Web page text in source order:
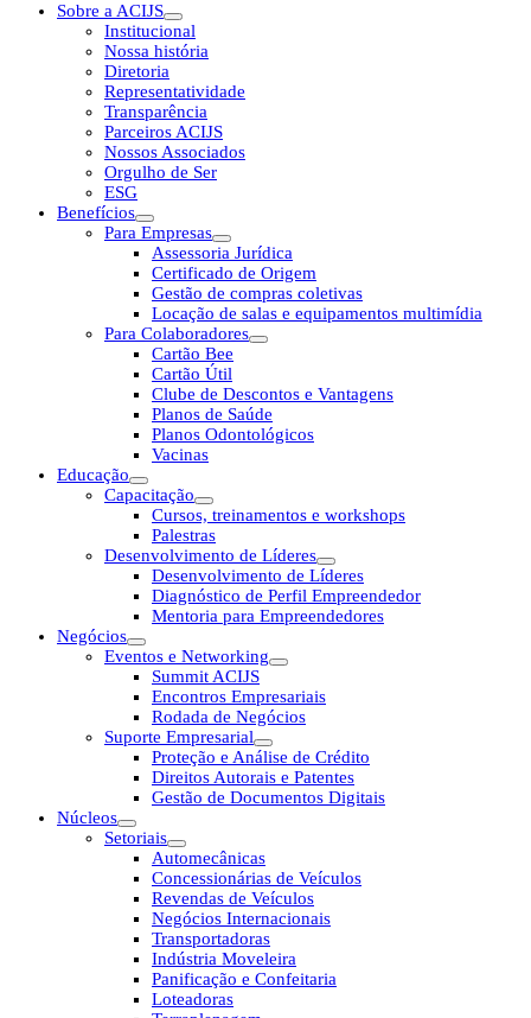
Sobre a ACIJS
Institucional
Nossa história
Diretoria
Representatividade
Transparência
Parceiros ACIJS
Nossos Associados
Orgulho de Ser
ESG
Benefícios
Para Empresas
Assessoria Jurídica
Certificado de Origem
Gestão de compras coletivas
Locação de salas e equipamentos multimídia
Para Colaboradores
Cartão Bee
Cartão Útil
Clube de Descontos e Vantagens
Planos de Saúde
Planos Odontológicos
Vacinas
Educação
Capacitação
Cursos, treinamentos e workshops
Palestras
Desenvolvimento de Líderes
Desenvolvimento de Líderes
Diagnóstico de Perfil Empreendedor
Mentoria para Empreendedores
Negócios
Eventos e Networking
Summit ACIJS
Encontros Empresariais
Rodada de Negócios
Suporte Empresarial
Proteção e Análise de Crédito
Direitos Autorais e Patentes
Gestão de Documentos Digitais
Núcleos
Setoriais
Automecânicas
Concessionárias de Veículos
Revendas de Veículos
Negócios Internacionais
Transportadoras
Indústria Moveleira
Panificação e Confeitaria
Loteadoras